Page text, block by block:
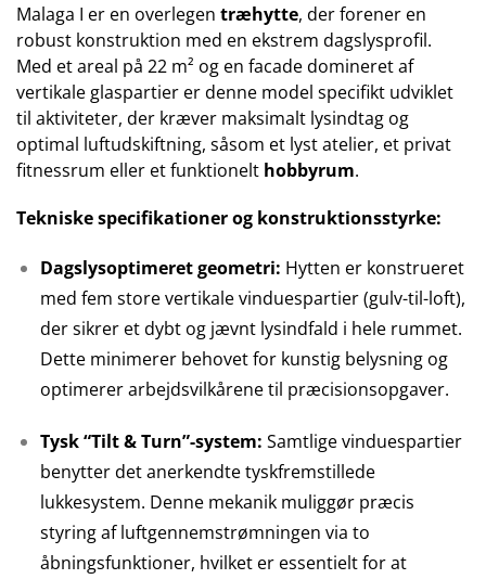
Malaga I er en overlegen træhytte, der forener en
robust konstruktion med en ekstrem dagslysprofil.
Med et areal på 22 m² og en facade domineret af
vertikale glaspartier er denne model specifikt udviklet
til aktiviteter, der kræver maksimalt lysindtag og
optimal luftudskiftning, såsom et lyst atelier, et privat
fitnessrum eller et funktionelt hobbyrum.
Tekniske specifikationer og konstruktionsstyrke:
Dagslysoptimeret geometri: Hytten er konstrueret
med fem store vertikale vinduespartier (gulv-til-loft),
der sikrer et dybt og jævnt lysindfald i hele rummet.
Dette minimerer behovet for kunstig belysning og
optimerer arbejdsvilkårene til præcisionsopgaver.
Tysk “Tilt & Turn”-system: Samtlige vinduespartier
benytter det anerkendte tyskfremstillede
lukkesystem. Denne mekanik muliggør præcis
styring af luftgennemstrømningen via to
åbningsfunktioner, hvilket er essentielt for at